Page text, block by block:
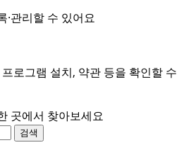
·관리할 수 있어요
로그램 설치, 약관 등을 확인할 수
곳에서 찾아보세요
검색